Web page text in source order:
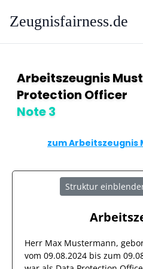
Zeugnisfairness.de
Arbeitszeugnis
Protection Officer
Note 3
zum Arbeitszeugnis
Struktur
Herr Max Mustermann,
vom 09.08.2024 bis zum